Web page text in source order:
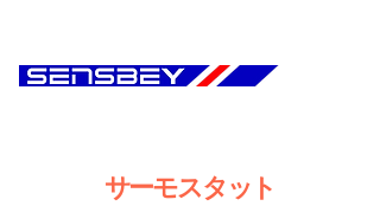
​サーモスタット